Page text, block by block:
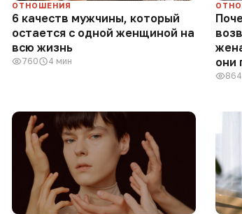
ОТНОШЕНИЯ
6 качеств мужчины, который
остается с одной женщиной на
всю жизнь
760 4 мин
они
864